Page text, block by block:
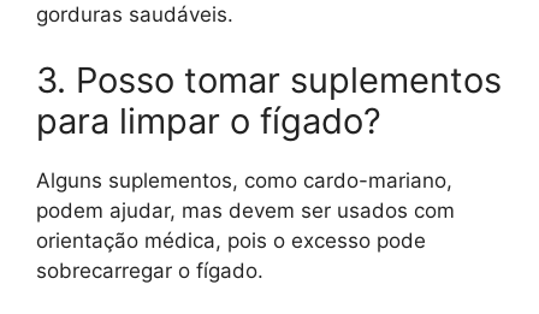
gorduras saudáveis.
3. Posso tomar suplementos
para limpar o fígado?
Alguns suplementos, como cardo-mariano,
podem ajudar, mas devem ser usados com
orientação médica, pois o excesso pode
sobrecarregar o fígado.